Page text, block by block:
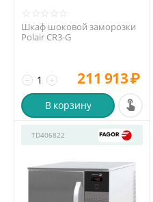
Шкаф шоковой заморозки
Polair CR3-G
+
− 211 913₽
В корзину
TD406822